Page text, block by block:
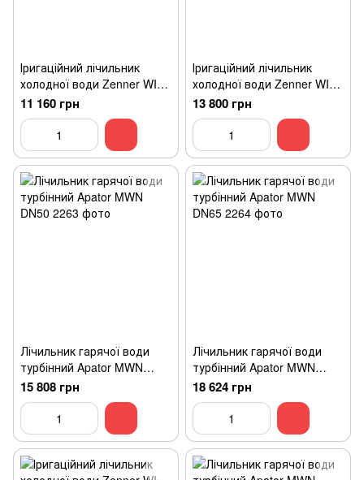
Іригаційний лічильник
холодної води Zenner WI-
ZF DN 125
11 160 грн
Іригаційний лічильник
холодної води Zenner WI-
ZF DN 150
13 800 грн
Лічильник гарячої води
турбінний Apator MWN
DN50
15 808 грн
Лічильник гарячої води
турбінний Apator MWN
DN65
18 624 грн